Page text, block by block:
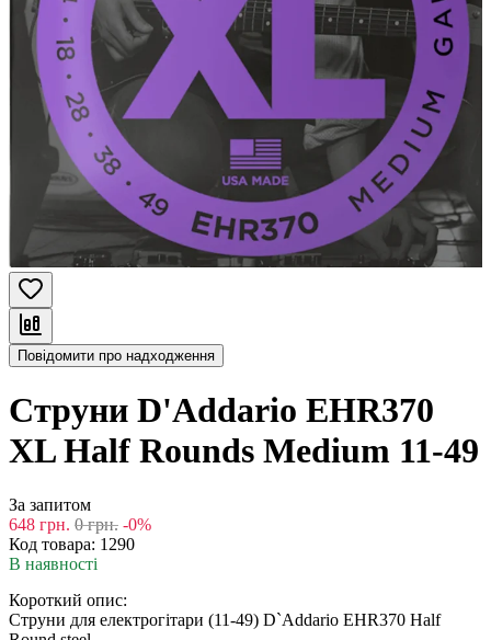
Повідомити про надходження
Струни D'Addario EHR370
XL Half Rounds Medium 11-49
За запитом
648 грн. 0 грн. -0%
Код товара: 1290
В наявності
Короткий опис:
Струни для електрогітари (11-49) D`Addario EHR370 Half